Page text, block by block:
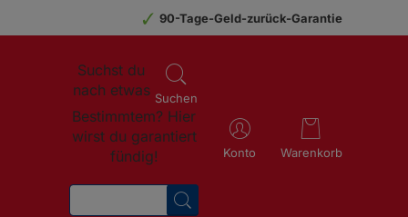
90-Tage-Geld-zurück-Garantie
Suchen
Suchst du
nach etwas
Bestimmtem? Hier
wirst du garantiert
fündig!
Konto Warenkorb